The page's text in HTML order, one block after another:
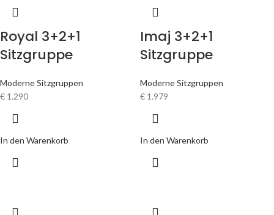
Royal 3+2+1
Sitzgruppe
Moderne Sitzgruppen
€ 1.290
In den Warenkorb
Imaj 3+2+1
Sitzgruppe
Moderne Sitzgruppen
€ 1.979
In den Warenkorb